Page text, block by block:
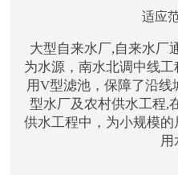
适应
大型自来水厂,自来水厂
为水源，南水北调中线
用V型滤池，保障了沿
型水厂及农村供水工程,
供水工程中，为小规模
用